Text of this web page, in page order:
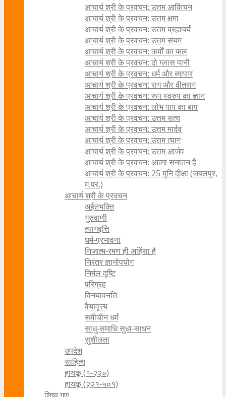
आचार्य श्री के प्रवचन: उत्तम आकिंचन
आचार्य श्री के प्रवचन: उत्तम क्षमा
आचार्य श्री के प्रवचन: उत्तम ब्रह्मचर्य
आचार्य श्री के प्रवचन: उत्तम संयम
आचार्य श्री के प्रवचन: कर्मों का फल
आचार्य श्री के प्रवचन: दो ग्लास पानी
आचार्य श्री के प्रवचन: धर्म और व्यापार
आचार्य श्री के प्रवचन: राग और वीतराग
आचार्य श्री के प्रवचन: रूप स्वरुप का ज्ञान
आचार्य श्री के प्रवचन: लोभ पाप का बाप
आचार्य श्री के प्रवचन: उत्तम सत्य
आचार्य श्री के प्रवचन: उत्तम मार्दव
आचार्य श्री के प्रवचन: उत्तम त्याग
आचार्य श्री के प्रवचन: उत्तम आर्जव
आचार्य श्री के प्रवचन: आत्मा सनातन है
आचार्य श्री के प्रवचन: 25 मुनि दीक्षा (जबलपुर,
म.प्र.)
आचार्य श्री के प्रवचन
अर्हतभक्ति
गुरुवाणी
त्यागवृत्ति
धर्म-प्रभावना
निजात्म-रमण ही अहिंसा है
निरंतर ज्ञानोपयोग
निर्मल दृष्टि
परिग्रह
विनयावनति
वैयावृत्त्य
समीचीन धर्म
साधु-समाधि सुधा-साधन
सुशीलता
उपदेश
साहित्य
हायकू (१‍-२२०)
हायकू (२२१-५०१)